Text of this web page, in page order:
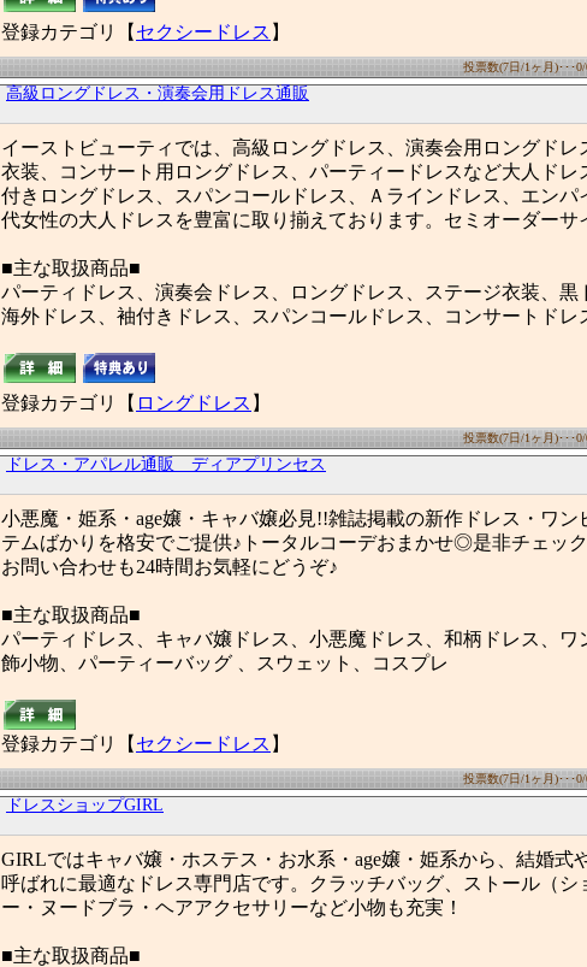
登録カテゴリ【 セクシードレス 】
投票数(7日/1ヶ月)･･･
高級ロングドレス・演奏会用ドレス通販
イーストビューティでは、高級ロングドレス、演奏会用ロングドレ
衣装、コンサート用ロングドレス、パーティードレスなど大人ドレ
付きロングドレス、スパンコールドレス、Ａラインドレス、エンパ
代女性の大人ドレスを豊富に取り揃えております。セミオーダーサ
■主な取扱商品■
パーティドレス、演奏会ドレス、ロングドレス、ステージ衣装、黒
海外ドレス、袖付きドレス、スパンコールドレス、コンサートドレ
登録カテゴリ【 ロングドレス 】
投票数(7日/1ヶ月)･･･
ドレス・アパレル通販 ディアプリンセス
小悪魔・姫系・age嬢・キャバ嬢必見!!雑誌掲載の新作ドレス・ワン
テムばかりを格安でご提供♪トータルコーデおまかせ◎是非チェッ
お問い合わせも24時間お気軽にどうぞ♪
■主な取扱商品■
パーティドレス、キャバ嬢ドレス、小悪魔ドレス、和柄ドレス、ワ
飾小物、パーティーバッグ 、スウェット、コスプレ
登録カテゴリ【 セクシードレス 】
投票数(7日/1ヶ月)･･･
ドレスショップGIRL
GIRLではキャバ嬢・ホステス・お水系・age嬢・姫系から、結婚式
呼ばれに最適なドレス専門店です。クラッチバッグ、ストール（シ
ー・ヌードブラ・ヘアアクセサリーなど小物も充実！
■主な取扱商品■